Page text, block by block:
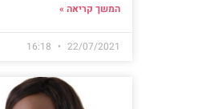
המשך קריאה »
22/07/2021